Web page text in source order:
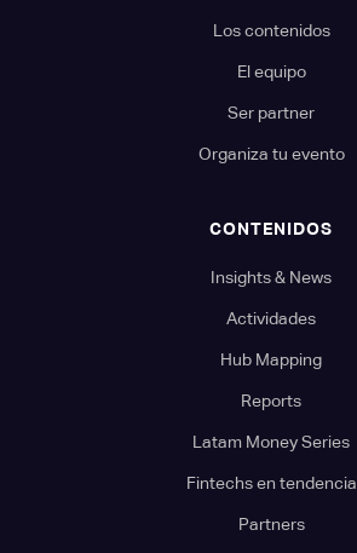
Los contenidos
El equipo
Ser partner
Organiza tu evento
CONTENIDOS
Insights & News
Actividades
Hub Mapping
Reports
Latam Money Series
Fintechs en tendencia
Partners